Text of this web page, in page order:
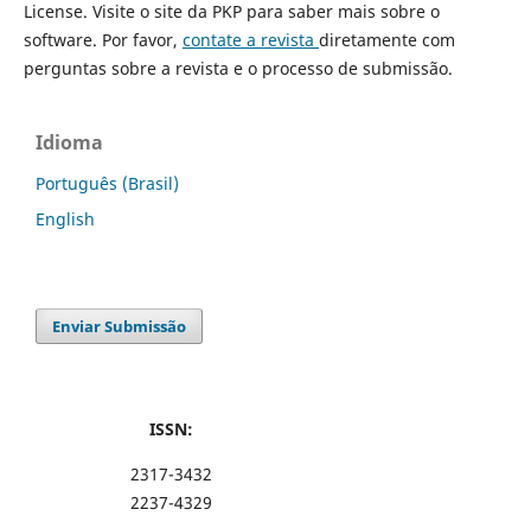
License. Visite o site da PKP para saber mais sobre o
software. Por favor, contate a revista diretamente com
perguntas sobre a revista e o processo de submissão.
Idioma
Português (Brasil)
English
Enviar Submissão
ISSN:
2317-3432
2237-4329